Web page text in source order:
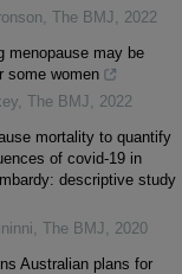
The BMJ
2022
menopause may be
some women
The BMJ
2022
mortality to quantify
of covid-19 in
descriptive study
The BMJ
2020
Australian plans for